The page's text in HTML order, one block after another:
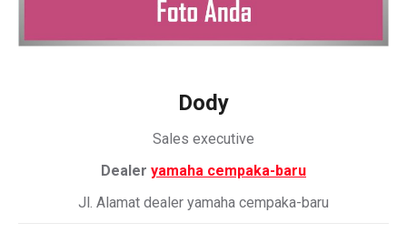
Dody
Sales executive
Dealer yamaha cempaka-baru
Jl. Alamat dealer yamaha cempaka-baru